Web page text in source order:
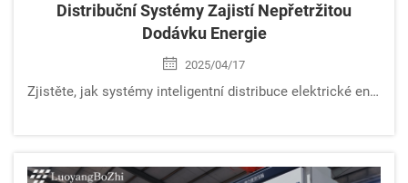
Distribuční Systémy Zajistí Nepřetržitou
Dodávku Energie
2025/04/17
Zjistěte, jak systémy inteligentní distribuce elektrické energie 3200A/400A od společnosti Luoyang Bozhi zajistily nepřetržitý dodávku elektrické energie pro 28 diváckých apartmánů během MS 2022 v Kataru. Systém odolný extrémnímu vedru a bouřím s ochranou IP54+ a digitálním dohledáváním dosáhl účinnosti 99,2 % a záruku opravy do 2 hodin. Přesvědčte se, jak energetické ekosystémy společnosti Bozhi připravené pro budoucnost podporují udržitelnost a škálovatelnost – prozkoumejte technologii, která stojí za úspěchem.